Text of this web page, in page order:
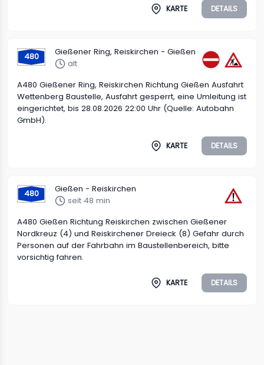
KARTE DETAILS
480
Gießener Ring, Reiskirchen - Gießen
alt
A480 Gießener Ring, Reiskirchen Richtung Gießen Ausfahrt
Wettenberg Baustelle, Ausfahrt gesperrt, eine Umleitung ist
eingerichtet, bis 28.08.2026 22:00 Uhr (Quelle: Autobahn
GmbH).
KARTE DETAILS
480
Gießen - Reiskirchen
seit 48 min
A480 Gießen Richtung Reiskirchen zwischen Gießener
Nordkreuz (4) und Reiskirchener Dreieck (8) Gefahr durch
Personen auf der Fahrbahn im Baustellenbereich, bitte
vorsichtig fahren.
KARTE DETAILS